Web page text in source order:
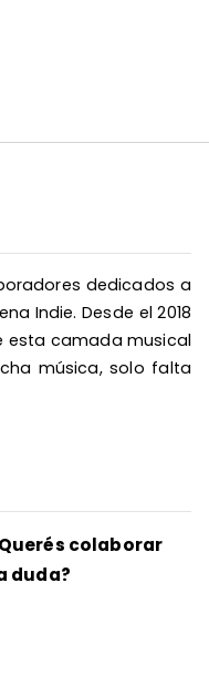
dedicados a
Indie. Desde el 2018
esta camada musical
música, solo falta
colaborar
duda?